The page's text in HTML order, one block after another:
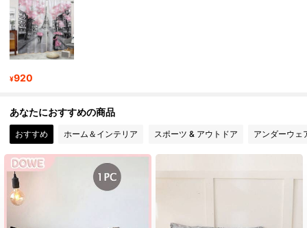
4.86
4.86 22K フォロワー
4.86 22K フォロワー
¥920
あなたにおすすめの商品
おすすめ ホーム＆インテリア スポーツ & アウトドア アンダーウェ